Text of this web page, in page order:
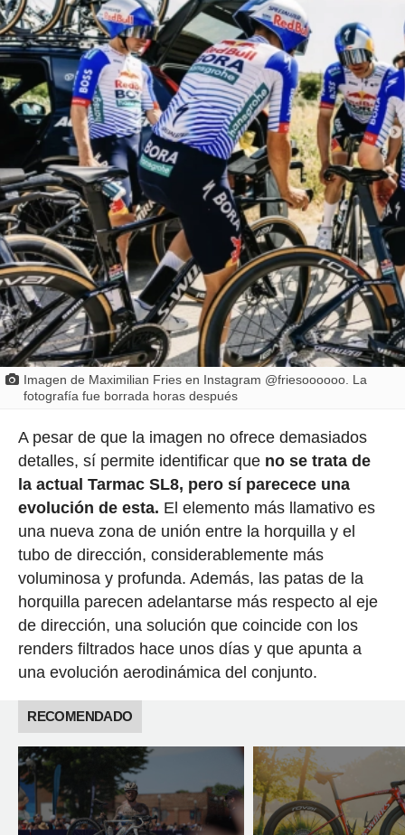
Imagen de Maximilian Fries en Instagram @friesoooooo. La
fotografía fue borrada horas después
A pesar de que la imagen no ofrece demasiados
detalles, sí permite identificar que no se trata de
la actual Tarmac SL8, pero sí parecece una
evolución de esta. El elemento más llamativo es
una nueva zona de unión entre la horquilla y el
tubo de dirección, considerablemente más
voluminosa y profunda. Además, las patas de la
horquilla parecen adelantarse más respecto al eje
de dirección, una solución que coincide con los
renders filtrados hace unos días y que apunta a
una evolución aerodinámica del conjunto.
RECOMENDADO